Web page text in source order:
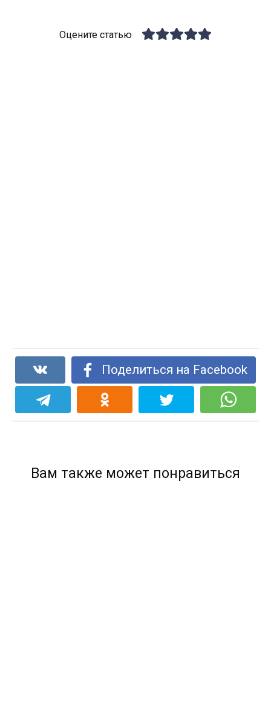
Оцените статью
Поделиться на Facebook
Вам также может понравиться